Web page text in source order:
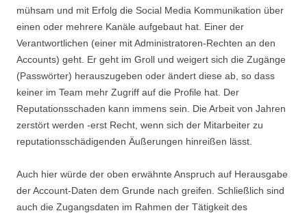
mühsam und mit Erfolg die Social Media Kommunikation über
einen oder mehrere Kanäle aufgebaut hat. Einer der
Verantwortlichen (einer mit Administratoren-Rechten an den
Accounts) geht. Er geht im Groll und weigert sich die Zugänge
(Passwörter) herauszugeben oder ändert diese ab, so dass
keiner im Team mehr Zugriff auf die Profile hat. Der
Reputationsschaden kann immens sein. Die Arbeit von Jahren
zerstört werden -erst Recht, wenn sich der Mitarbeiter zu
reputationsschädigenden Äußerungen hinreißen lässt.
Auch hier würde der oben erwähnte Anspruch auf Herausgabe
der Account-Daten dem Grunde nach greifen. Schließlich sind
auch die Zugangsdaten im Rahmen der Tätigkeit des